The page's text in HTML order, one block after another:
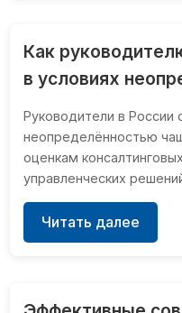
Как
в условиях
Руководители в России
неопределённостью
оценкам
управленческих
Читать далее